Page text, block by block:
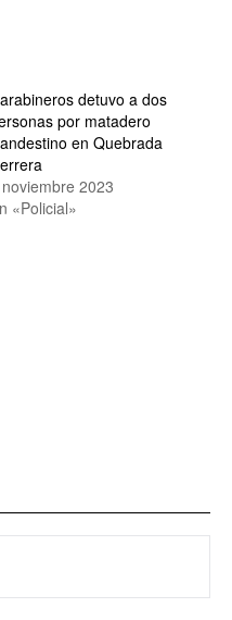
detuvo a dos
por matadero
en Quebrada
2023
«Policial»